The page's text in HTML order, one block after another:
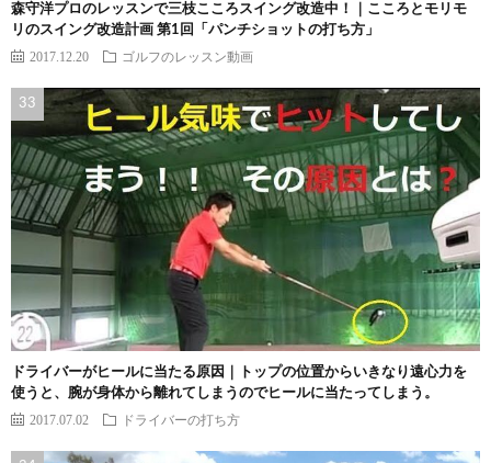
森守洋プロのレッスンで三枝こころスイング改造中！｜こころとモリモ
リのスイング改造計画 第1回「パンチショットの打ち方」
2017.12.20 ゴルフのレッスン動画
ドライバーがヒールに当たる原因｜トップの位置からいきなり遠心力を
使うと、腕が身体から離れてしまうのでヒールに当たってしまう。
2017.07.02 ドライバーの打ち方